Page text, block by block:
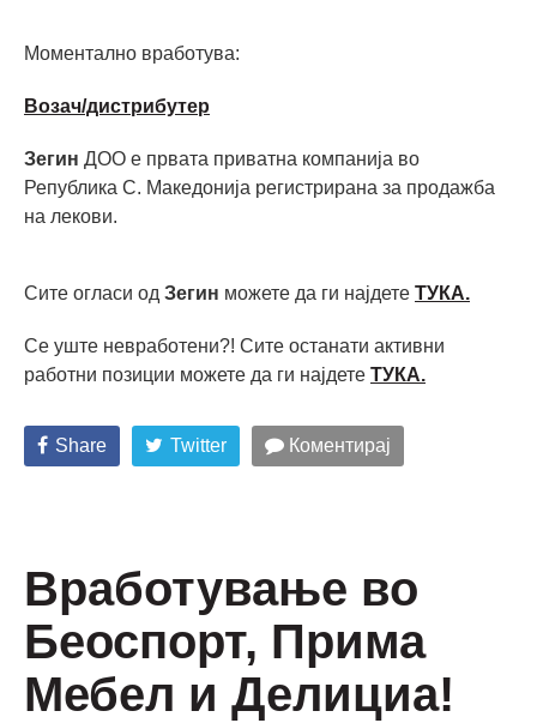
Моментално вработува:
Возач/дистрибутер
Зегин ДОО е првата приватна компанија во
Република С. Македонија регистрирана за продажба
на лекови.
Сите огласи од Зегин можете да ги најдете ТУКА.
Се уште невработени?! Сите останати активни
работни позиции можете да ги најдете ТУКА.
Share Twitter Коментирај
Вработување во
Беоспорт, Прима
Мебел и Делициа!